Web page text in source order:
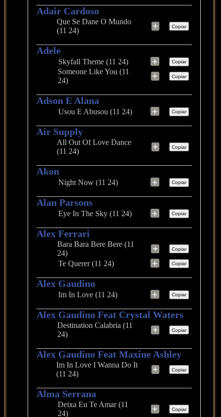
Adair Cardoso
Que Se Dane O Mundo
(11 24)
+ Copiar
Adele
Skyfall Theme (11 24) + Copiar
Someone Like You (11
24)
+ Copiar
Adson E Alana
Usou E Abusou (11 24) + Copiar
Air Supply
All Out Of Love Dance
(11 24)
+ Copiar
Akon
Night Now (11 24) + Copiar
Alan Parsons
Eye In The Sky (11 24) + Copiar
Alex Ferrari
Bara Bara Bere Bere (11
24)
+ Copiar
Te Querer (11 24) + Copiar
Alex Gaudino
Im In Love (11 24) + Copiar
Alex Gaudino Feat Crystal Waters
Destination Calabria (11
24)
+ Copiar
Alex Gaudino Feat Maxine Ashley
Im In Love I Wanna Do It
(11 24)
+ Copiar
Alma Serrana
Deixa Eu Te Amar (11
24)
+ Copiar